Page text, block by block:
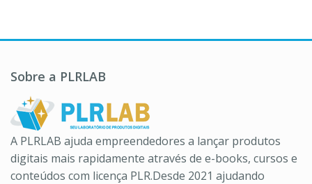
Sobre a PLRLAB
A PLRLAB ajuda empreendedores a lançar produtos
digitais mais rapidamente através de e-books, cursos e
conteúdos com licença PLR.Desde 2021 ajudando